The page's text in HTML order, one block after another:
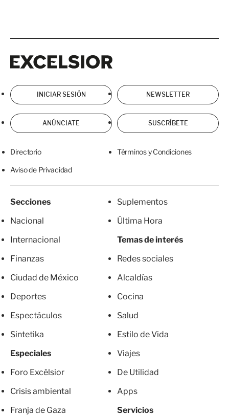
INICIAR SESIÓN NEWSLETTER
ANÚNCIATE SUSCRÍBETE
Directorio Términos y Condiciones
Aviso de Privacidad
Secciones
Nacional
Internacional
Finanzas
Ciudad de México
Deportes
Espectáculos
Sintetika
Especiales
Foro Excélsior
Crisis ambiental
Franja de Gaza
Suplementos
Última Hora
Temas de interés
Redes sociales
Alcaldías
Cocina
Salud
Estilo de Vida
Viajes
De Utilidad
Apps
Servicios